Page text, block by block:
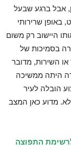
אבל ברגע שבעל
באופן שרירותי
היישוב רק משום
בסמיכות של
השירות, מדובר
היתה ממשיכה
הובלה לעיר
מדוע כאן המצב
התפוצה